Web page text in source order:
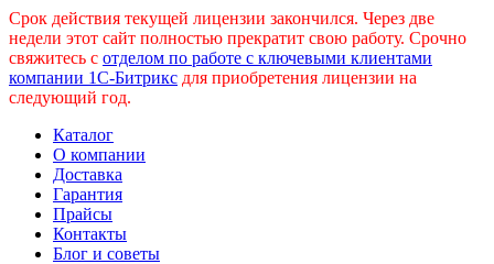
Срок действия текущей лицензии закончился. Через две
недели этот сайт полностью прекратит свою работу. Срочно
свяжитесь с отделом по работе с ключевыми клиентами
компании 1С-Битрикс для приобретения лицензии на
следующий год.
Каталог
О компании
Доставка
Гарантия
Прайсы
Контакты
Блог и советы